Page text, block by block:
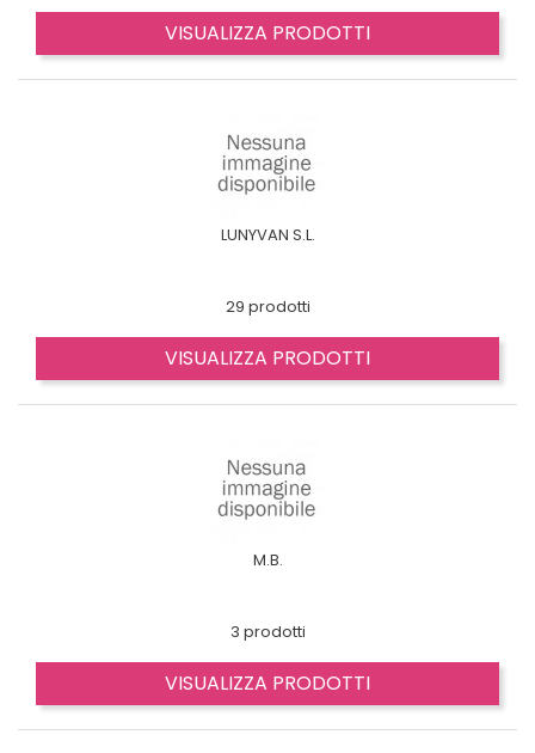
VISUALIZZA PRODOTTI
LUNYVAN S.L.
29 prodotti
VISUALIZZA PRODOTTI
M.B.
3 prodotti
VISUALIZZA PRODOTTI